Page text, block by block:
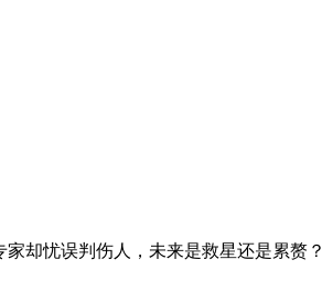
却忧误判伤人，未来是救星还是累赘？